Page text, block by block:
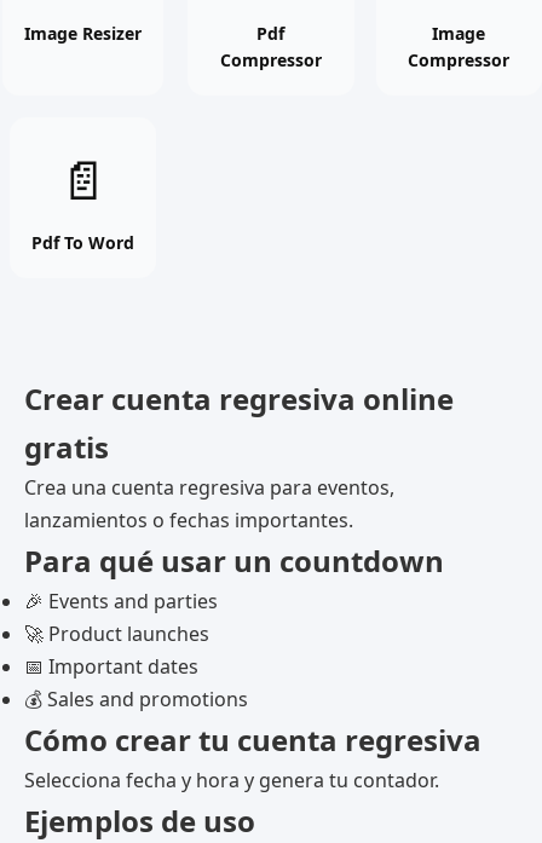
Image Resizer
free
Pdf
Compressor
free
tool
Image
Compressor
free
tool
📄
Pdf To Word
To
online
Crear cuenta regresiva online
gratis
Crea una cuenta regresiva para eventos,
lanzamientos o fechas importantes.
Para qué usar un countdown
🎉 Events and parties
🚀 Product launches
📅 Important dates
💰 Sales and promotions
Cómo crear tu cuenta regresiva
Selecciona fecha y hora y genera tu contador.
Ejemplos de uso